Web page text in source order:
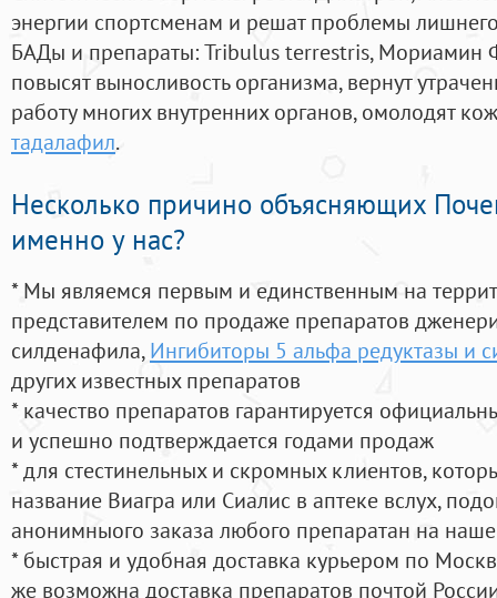
энергии спортсменам и решат проблемы
БАДы и препараты:Tribulus terrestris, Мориамин
повысят выносливость организма, вернут
работу многих внутренних органов, омолодят
тадалафил.
Несколько причино объясняющих
именно у нас?
* Мы являемся первым и единственным на
представителем по продаже препаратов
силденафила, Ингибиторы 5 альфа редуктазы и
других известных препаратов
* качество препаратов гарантируется
и успешно подтверждается годами продаж
* для стестинельных и скромных клиентов,
название Виагра или Сиалис в аптеке вслух,
анонимныого заказа любого препаратан на
* быстрая и удобная доставка курьером по
же возможна доставка препаратов почтой